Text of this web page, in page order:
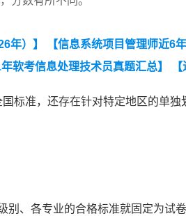
年）】
【信息系统项目管理师近6
年软考信息处理技术员真题汇总】
标准，还存在针对特定地区的单独
、各专业的合格标准就固定为试卷